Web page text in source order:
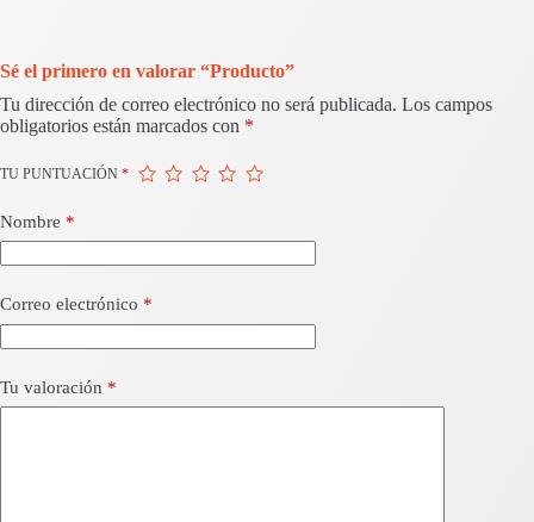
Sé el primero en valorar “Producto”
Tu dirección de correo electrónico no será publicada. Los campos
obligatorios están marcados con *
TU PUNTUACIÓN *
Nombre *
Correo electrónico *
Tu valoración *